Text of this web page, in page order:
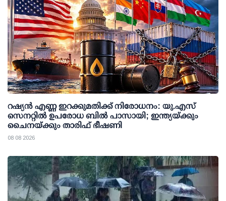
റഷ്യന്‍ എണ്ണ ഇറക്കുമതിക്ക് നിരോധനം: യു.എസ്
സെനറ്റില്‍ ഉപരോധ ബില്‍ പാസായി; ഇന്ത്യയ്ക്കും
ചൈനയ്ക്കും താരിഫ് ഭീഷണി
08 08 2026